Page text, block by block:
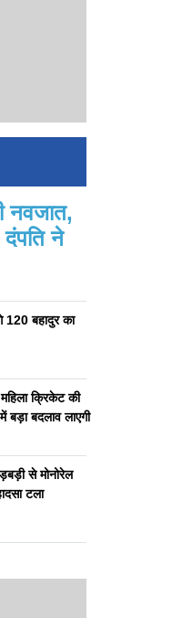
नवजात,
ने
120 बहादुर का
महिला क्रिकेट की
बड़ा बदलाव लाएगी
से मोनोरेल
टला